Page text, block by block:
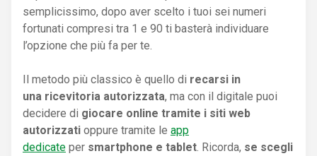
semplicissimo, dopo aver scelto i tuoi sei numeri
fortunati compresi tra 1 e 90 ti basterà individuare
l’opzione che più fa per te.
Il metodo più classico è quello di recarsi in
una ricevitoria autorizzata, ma con il digitale puoi
decidere di giocare online tramite i siti web
autorizzati oppure tramite le app
dedicate per smartphone e tablet . Ricorda, se scegli